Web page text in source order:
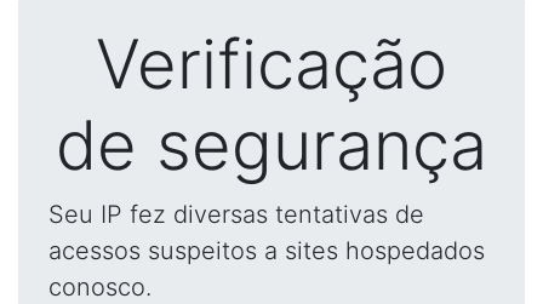
Verificação
de segurança
Seu IP fez diversas tentativas de
acessos suspeitos a sites hospedados
conosco.